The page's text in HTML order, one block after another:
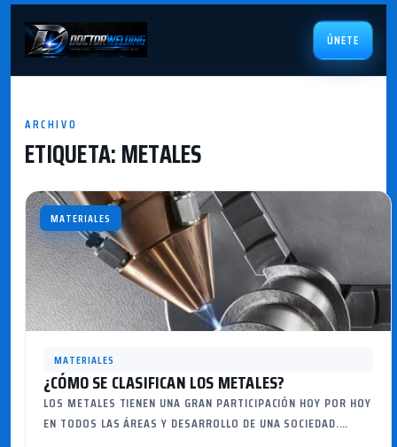
ÚNETE
ARCHIVO
ETIQUETA:METALES
MATERIALES
MATERIALES
¿CÓMO SE CLASIFICAN LOS METALES?
LOS METALES TIENEN UNA GRAN PARTICIPACIÓN HOY POR HOY
EN TODOS LAS ÁREAS Y DESARROLLO DE UNA SOCIEDAD.…